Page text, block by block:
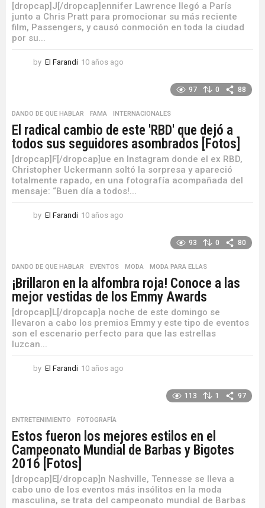
[dropcap]J[/dropcap]ennifer Lawrence llegó a París
junto a Chris Pratt para promocionar su más reciente
film, Passengers, y causó conmoción en toda la ciudad
por su...
by El Farandi 10 años ago
s
a
g
97 0 88
DANDO DE QUE HABLAR ,FAMA INTERNACIONALES
El radical cambio de este 'RBD' que dejó a
todos sus seguidores asombrados [Fotos]
[dropcap]F[/dropcap]ue en Instagram donde el ex RBD,
Christopher Uckermann soltó la sorpresa y apareció
totalmente rapado, en una fotografía acompañada del
mensaje: “Buen día a todos!...
by El Farandi 10 años ago
s
a
g
93 0 80
DANDO DE QUE HABLAR ,EVENTOS ,MODA ,MODA PARA ELLAS
¡Brillaron en la alfombra roja! Conoce a las
mejor vestidas de los Emmy Awards
[dropcap]L[/dropcap]a noche de este domingo se
llevaron a cabo los premios Emmy y este tipo de eventos
son el escenario perfecto para que las estrellas
luzcan...
by El Farandi 10 años ago
a
113 1 97
ENTRETENIMIENTO ,FOTOGRAFÍA
Estos fueron los mejores estilos en el
Campeonato Mundial de Barbas y Bigotes
2016 [Fotos]
[dropcap]E[/dropcap]n Nashville, Tennesse se lleva a
cabo uno de los eventos más insólitos en la moda
masculina, se trata del campeonato mundial de Barbas